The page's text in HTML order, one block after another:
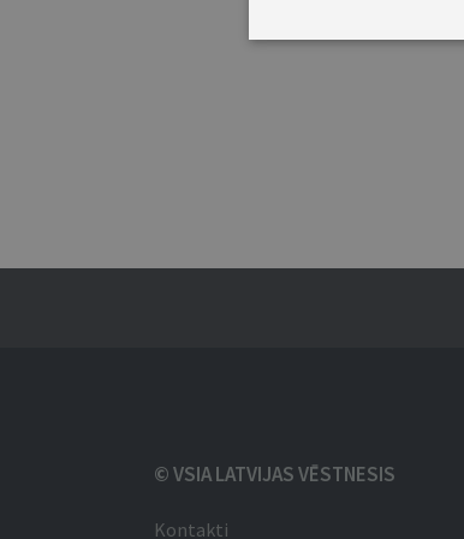
© VSIA LATVIJAS VĒSTNESIS
Kontakti